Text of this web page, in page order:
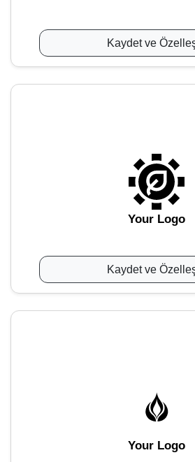
Kaydet ve
Your Logo
Kaydet ve
Your Logo